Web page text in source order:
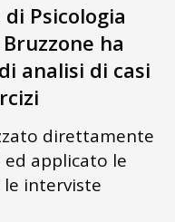
Psicologia
ha
analisi di casi
direttamente
applicato le
interviste